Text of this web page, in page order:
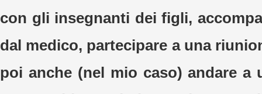
con gli insegnanti dei figli,
dal medico, partecipare a una
poi anche (nel mio caso) andare a